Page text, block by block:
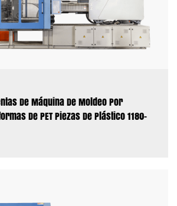
De Máquina De Moldeo Por
De PET Piezas De Plástico 1180-